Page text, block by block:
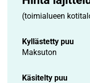
(toimialueen
Kyllästetty puu
Maksuton
Käsitelty puu